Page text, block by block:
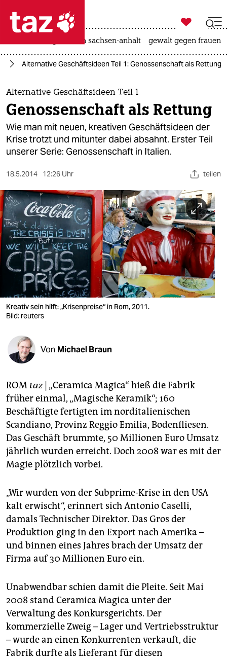
 taz zahl ich
taz zahl ich
themen
politik
öko
sport
berlin
nord
wahrheit
verlag
verlag
veranstaltungen
shop
unterstützen
abo
genossenschaft
epaper login

taz zahl ich
landtagswahl in sachsen-anhalt gewalt gegen frauen
Alternative Geschäftsideen Teil 1: Genossenschaft als Rettung
Alternative Geschäftsideen Teil 1
Genossenschaft als Rettung
Wie man mit neuen, kreativen Geschäftsideen der
Krise trotzt und mitunter dabei absahnt. Erster Teil
unserer Serie: Genossenschaft in Italien.
18.5.2014 12:26 Uhr teilen
Kreativ sein hilft: „Krisenpreise“ in Rom, 2011.
Bild: reuters
Von Michael Braun
ROM taz| „Ceramica Magica“ hieß die Fabrik
früher einmal, „Magische Keramik“; 160
Beschäftigte fertigten im norditalienischen
Scandiano, Provinz Reggio Emilia, Bodenfliesen.
Das Geschäft brummte, 50 Millionen Euro Umsatz
jährlich wurden erreicht. Doch 2008 war es mit der
Magie plötzlich vorbei.
„Wir wurden von der Subprime-Krise in den USA
kalt erwischt“, erinnert sich Antonio Caselli,
damals Technischer Direktor. Das Gros der
Produktion ging in den Export nach Amerika –
und binnen eines Jahres brach der Umsatz der
Firma auf 30 Millionen Euro ein.
Unabwendbar schien damit die Pleite. Seit Mai
2008 stand Ceramica Magica unter der
Verwaltung des Konkursgerichts. Der
kommerzielle Zweig – Lager und Vertriebsstruktur
– wurde an einen Konkurrenten verkauft, die
Fabrik durfte als Lieferant für diesen